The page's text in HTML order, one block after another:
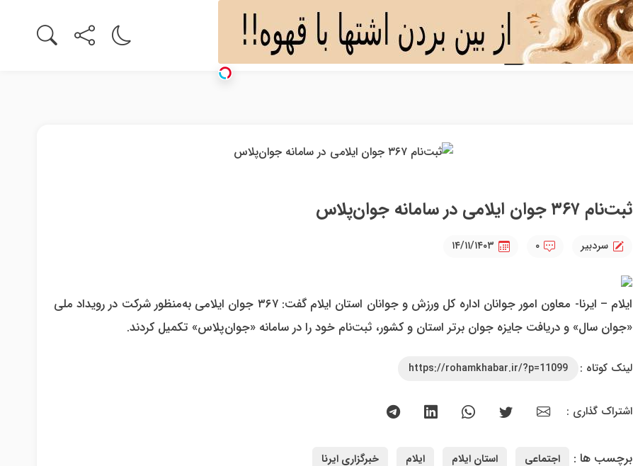
ثبت‌نام ۳۶۷ جوان ایلامی در سامانه جوان‌پلاس
سردبیر ۰ ۱۴/۱۱/۱۴۰۳
ایلام – ایرنا- معاون امور جوانان اداره کل ورزش و جوانان استان ایلام گفت: ۳۶۷ جوان ایلامی به‌منظور شرکت در رویداد ملی
«جوان سال» و دریافت جایزه جوان برتر استان و کشور، ثبت‌نام خود را در سامانه «جوان‌پلاس» تکمیل کردند.
لینک کوتاه : https://rohamkhabar.ir/?p=11099
اشتراک گذاری :
برچسب ها : اجتماعی استان ایلام ایلام خبرگزاری ایرنا